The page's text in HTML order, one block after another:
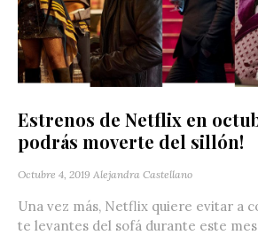
Estrenos de Netflix en
podrás moverte del sillón!
Octubre 4, 2019 Alejandra Castellano
Una vez más, Netflix quiere evitar a
te levantes del sofá durante este